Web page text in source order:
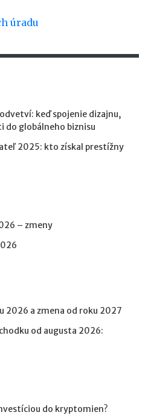
úradu
keď spojenie dizajnu,
do globálneho biznisu
2025: kto získal prestížny
– zmeny
2026 a zmena od roku 2027
od augusta 2026:
do kryptomien?